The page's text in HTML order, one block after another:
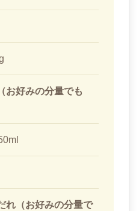
お好みの分量でも
れ（お好みの分量で